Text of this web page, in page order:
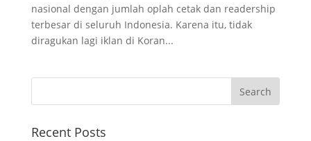
nasional dengan jumlah oplah cetak dan readership
terbesar di seluruh Indonesia. Karena itu, tidak
diragukan lagi iklan di Koran...
Recent Posts